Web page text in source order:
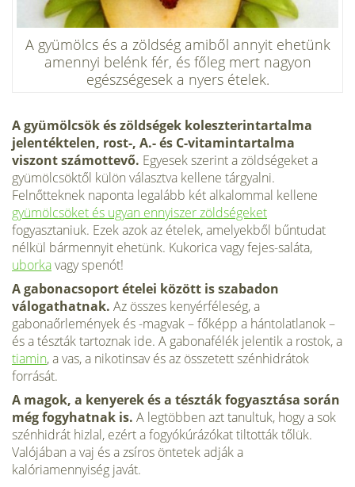
A gyümölcs és a zöldség amiből annyit ehetünk
amennyi belénk fér, és főleg mert nagyon
egészségesek a nyers ételek.
A gyümölcsök és zöldségek koleszterintartalma
jelentéktelen, rost-, A.- és C-vitamintartalma
viszont számottevő. Egyesek szerint a zöldségeket a
gyümölcsöktől külön választva kellene tárgyalni.
Felnőtteknek naponta legalább két alkalommal kellene
gyümölcsöket és ugyan ennyiszer zöldségeket
fogyasztaniuk. Ezek azok az ételek, amelyekből bűntudat
nélkül bármennyit ehetünk. Kukorica vagy fejes-saláta,
uborkavagy spenót!
A gabonacsoport ételei között is szabadon
válogathatnak. Az összes kenyérféleség, a
gabonaőrlemények és -magvak – főképp a hántolatlanok –
és a tészták tartoznak ide. A gabonafélék jelentik a rostok, a
tiamin, a vas, a nikotinsav és az összetett szénhidrátok
forrását.
A magok, a kenyerek és a tészták fogyasztása során
még fogyhatnak is. A legtöbben azt tanultuk, hogy a sok
szénhidrát hizlal, ezért a fogyókúrázókat tiltották tőlük.
Valójában a vaj és a zsíros öntetek adják a
kalóriamennyiség javát.